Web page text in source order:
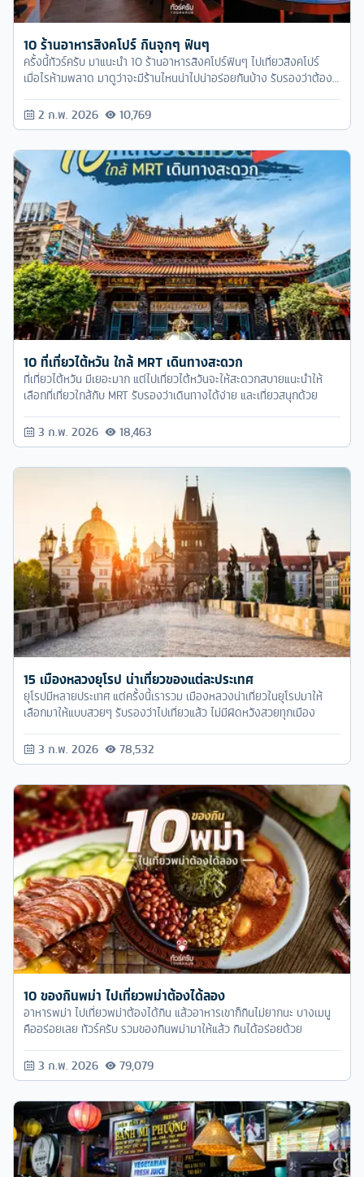
10 ร้านอาหารสิงคโปร์ กินจุกๆ ฟินๆ
ครั้งนี้ทัวร์ครับ มาแนะนำ 10 ร้านอาหารสิงคโปร์ฟินๆ ไปเที่ยวสิงคโปร์
เมื่อไรห้ามพลาด มาดูว่าจะมีร้านไหนน่าไปน่าอร่อยกันบ้าง รับรองว่าต้อง
2 ก.พ. 2026 10,769
10 ที่เที่ยวไต้หวัน ใกล้ MRT เดินทางสะดวก
ที่เที่ยวไต้หวัน มีเยอะมาก แต่ไปเที่ยวไต้หวันจะให้สะดวกสบายแนะนำให้
เลือกที่เที่ยวใกล้กับ MRT รับรองว่าเดินทางได้ง่าย และเที่ยวสนุกด้วย
3 ก.พ. 2026 18,463
15 เมืองหลวงยุโรป น่าเที่ยวของแต่ละประเทศ
ยุโรปมีหลายประเทศ แต่ครั้งนี้เรารวม เมืองหลวงน่าเที่ยวในยุโรปมาให้
เลือกมาให้แบบสวยๆ รับรองว่าไปเที่ยวแล้ว ไม่มีผิดหวังสวยทุกเมือง
3 ก.พ. 2026 78,532
10 ของกินพม่า ไปเที่ยวพม่าต้องได้ลอง
อาหารพม่า ไปเที่ยวพม่าต้องได้กิน แล้วอาหารเขาก็กินไม่ยากนะ บางเมนู
คืออร่อยเลย ทัวร์ครับ รวมของกินพม่ามาให้แล้ว กินได้อร่อยด้วย
3 ก.พ. 2026 79,079